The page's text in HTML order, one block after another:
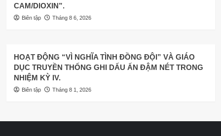
CAM/DIOXIN”.
Biên tập Tháng 8 6, 2026
HOẠT ĐỘNG “VÌ NGHĨA TÌNH ĐỒNG ĐỘI” VÀ GIÁO
DỤC TRUYỀN THỐNG GHI DẤU ẤN ĐẬM NÉT TRONG
NHIỆM KỲ IV.
Biên tập Tháng 8 1, 2026